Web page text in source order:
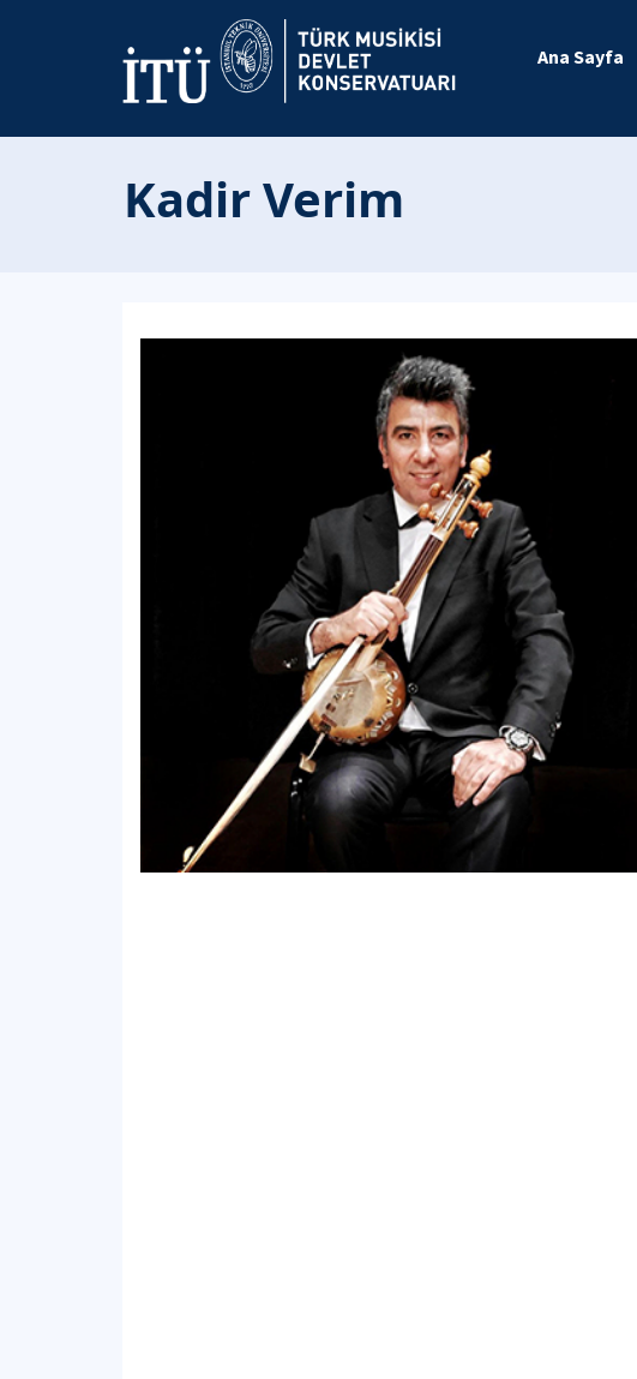
Ana Sayfa
Kadir Verim